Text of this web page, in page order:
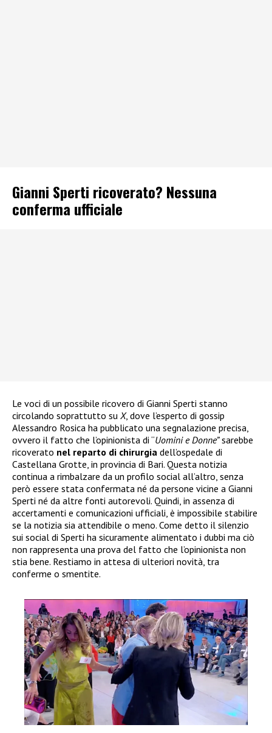
Gianni Sperti ricoverato? Nessuna
conferma ufficiale
Le voci di un possibile ricovero di Gianni Sperti stanno
circolando soprattutto su X, dove l’esperto di gossip
Alessandro Rosica ha pubblicato una segnalazione precisa,
ovvero il fatto che l’opinionista di “Uomini e Donne”sarebbe
ricoverato nel reparto di chirurgia dell’ospedale di
Castellana Grotte, in provincia di Bari. Questa notizia
continua a rimbalzare da un profilo social all’altro, senza
però essere stata confermata né da persone vicine a Gianni
Sperti né da altre fonti autorevoli. Quindi, in assenza di
accertamenti e comunicazioni ufficiali, è impossibile stabilire
se la notizia sia attendibile o meno. Come detto il silenzio
sui social di Sperti ha sicuramente alimentato i dubbi ma ciò
non rappresenta una prova del fatto che l’opinionista non
stia bene. Restiamo in attesa di ulteriori novità, tra
conferme o smentite.